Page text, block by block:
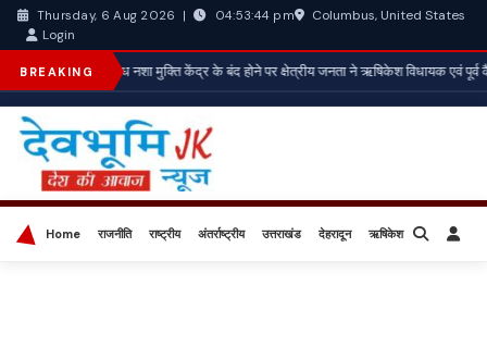
Thursday, 6 Aug 2026 | 04:53:46 pm
Columbus, United States
Login
BREAKING*अवैध नशा मुक्ति केंद्र के बंद होने पर क्षेत्रीय जनता ने ऋषिकेश विधायक एवं पूर्व
Home राजनीति राष्ट्रीय अंतर्राष्ट्रीय उत्तराखंड देहरादून ऋषिकेश बिज़नेस